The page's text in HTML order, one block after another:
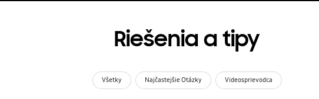
Riešenia a tipy
Všetky Najčastejšie Otázky Videosprievodca